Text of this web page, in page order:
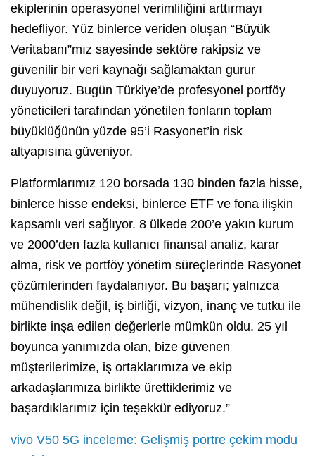
ekiplerinin operasyonel verimliliğini arttırmayı
hedefliyor. Yüz binlerce veriden oluşan “Büyük
Veritabanı”mız sayesinde sektöre rakipsiz ve
güvenilir bir veri kaynağı sağlamaktan gurur
duyuyoruz. Bugün Türkiye’de profesyonel portföy
yöneticileri tarafından yönetilen fonların toplam
büyüklüğünün yüzde 95’i Rasyonet’in risk
altyapısına güveniyor.
Platformlarımız 120 borsada 130 binden fazla hisse,
binlerce hisse endeksi, binlerce ETF ve fona ilişkin
kapsamlı veri sağlıyor. 8 ülkede 200’e yakın kurum
ve 2000’den fazla kullanıcı finansal analiz, karar
alma, risk ve portföy yönetim süreçlerinde Rasyonet
çözümlerinden faydalanıyor. Bu başarı; yalnızca
mühendislik değil, iş birliği, vizyon, inanç ve tutku ile
birlikte inşa edilen değerlerle mümkün oldu. 25 yıl
boyunca yanımızda olan, bize güvenen
müşterilerimize, iş ortaklarımıza ve ekip
arkadaşlarımıza birlikte ürettiklerimiz ve
başardıklarımız için teşekkür ediyoruz.”
vivo V50 5G inceleme: Gelişmiş portre çekim modu